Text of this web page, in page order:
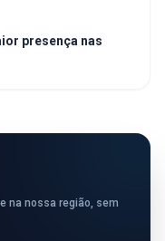
presença nas
na nossa região, sem